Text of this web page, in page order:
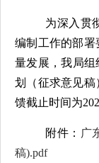
为深入贯
编制工作的部署
量发展，我局组
划（征求意见稿
馈截止时间为
附件： 广
稿).pdf